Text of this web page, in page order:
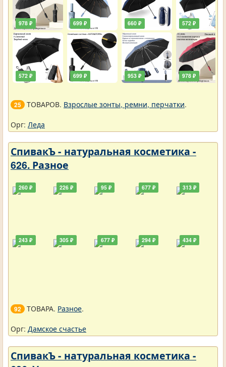
978 ₽
572 ₽
699 ₽
699 ₽
660 ₽
953 ₽
572 ₽
978 ₽
25 ТОВАРОВ. Взрослые зонты, ремни, перчатки.
Орг: Леда
СпивакЪ - натуральная косметика -
626. Разное
260 ₽
243 ₽
226 ₽
305 ₽
95 ₽
677 ₽
677 ₽
294 ₽
313 ₽
434 ₽
92 ТОВАРА. Разное.
Орг: Дамское счастье
СпивакЪ - натуральная косметика -